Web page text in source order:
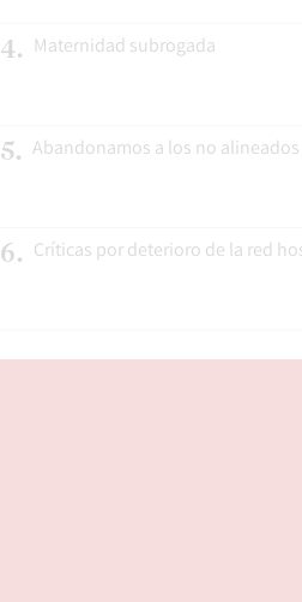
4. Maternidad subrogada
5. Abandonamos a los no alineados
6. Críticas por deterioro de la red